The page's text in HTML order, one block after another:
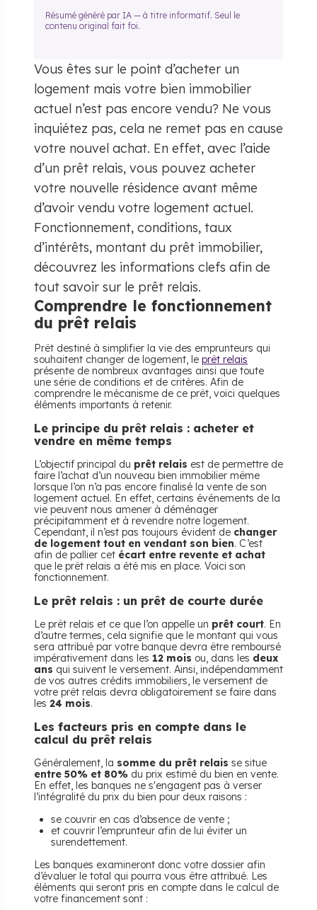
Résumé généré par IA — à titre informatif. Seul le
contenu original fait foi.
Vous êtes sur le point d’acheter un
logement mais votre bien immobilier
actuel n’est pas encore vendu? Ne vous
inquiétez pas, cela ne remet pas en cause
votre nouvel achat. En effet, avec l’aide
d’un prêt relais, vous pouvez acheter
votre nouvelle résidence avant même
d’avoir vendu votre logement actuel.
Fonctionnement, conditions, taux
d’intérêts, montant du prêt immobilier,
découvrez les informations clefs afin de
tout savoir sur le prêt relais.
Comprendre le fonctionnement
du prêt relais
Prêt destiné à simplifier la vie des emprunteurs qui
souhaitent changer de logement, le prêt relais
présente de nombreux avantages ainsi que toute
une série de conditions et de critères. Afin de
comprendre le mécanisme de ce prêt, voici quelques
éléments importants à retenir.
Le principe du prêt relais : acheter et
vendre en même temps
L’objectif principal du prêt relais est de permettre de
faire l’achat d’un nouveau bien immobilier même
lorsque l’on n’a pas encore finalisé la vente de son
logement actuel. En effet, certains événements de la
vie peuvent nous amener à déménager
précipitamment et à revendre notre logement.
Cependant, il n’est pas toujours évident de changer
de logement tout en vendant son bien. C’est
afin de pallier cet écart entre revente et achat
que le prêt relais a été mis en place. Voici son
fonctionnement.
Le prêt relais : un prêt de courte durée
Le prêt relais et ce que l’on appelle un prêt court. En
d’autre termes, cela signifie que le montant qui vous
sera attribué par votre banque devra être remboursé
impérativement dans les 12 mois ou, dans les deux
ans qui suivent le versement. Ainsi, indépendamment
de vos autres crédits immobiliers, le versement de
votre prêt relais devra obligatoirement se faire dans
les 24 mois.
Les facteurs pris en compte dans le
calcul du prêt relais
Généralement, la somme du prêt relais se situe
entre 50% et 80% du prix estimé du bien en vente.
En effet, les banques ne s'engagent pas à verser
l’intégralité du prix du bien pour deux raisons :
se couvrir en cas d’absence de vente ;
et couvrir l’emprunteur afin de lui éviter un
surendettement.
Les banques examineront donc votre dossier afin
d’évaluer le total qui pourra vous être attribué. Les
éléments qui seront pris en compte dans le calcul de
votre financement sont :